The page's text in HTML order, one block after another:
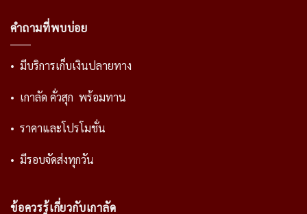
คำถามที่พบบ่อย
• มีบริการเก็บเงินปลายทาง
• เกาลัด คั่วสุก พร้อมทาน
• ราคาและโปรโมชั่น
• มีรอบจัดส่งทุกวัน
ข้อควรรู้เกี่ยวกับเกาลัด